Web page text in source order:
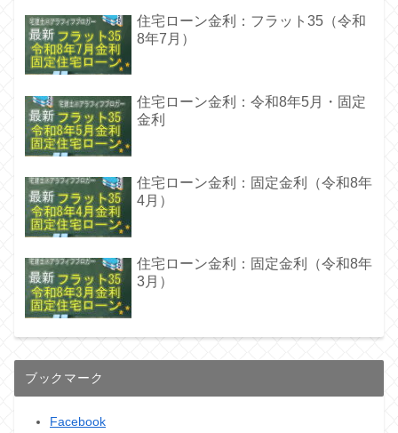
住宅ローン金利：フラット35（令和
8年7月）
住宅ローン金利：令和8年5月・固定
金利
住宅ローン金利：固定金利（令和8年
4月）
住宅ローン金利：固定金利（令和8年
3月）
ブックマーク
Facebook